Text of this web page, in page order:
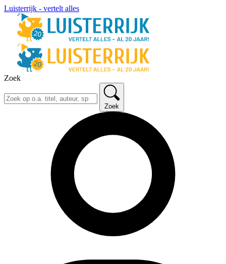
Luisterrijk - vertelt alles
Zoek
Zoek